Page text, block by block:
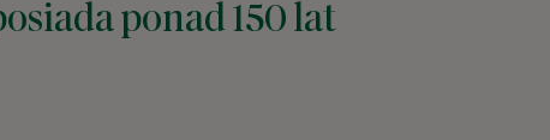
ponad 150 lat